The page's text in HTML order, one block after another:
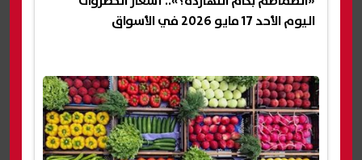
اليوم الأحد 17 مايو 2026 في الأسواق